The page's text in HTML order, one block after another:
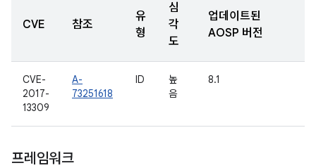
CVE 참조
유
형
심
각
도
업데이트된
AOSP 버전
CVE-
2017-
13309
A-
73251618
ID
높
음
8.1
프레임워크